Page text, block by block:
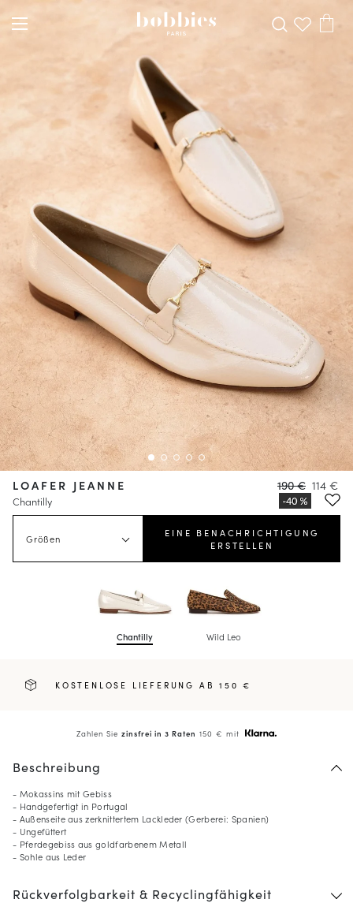
LOAFER JEANNE
Chantilly
190 € 114 €
Größen
EINE BENACHRICHTIGUNG
ERSTELLEN
Chantilly Wild Leo
KOSTENLOSE LIEFERUNG AB 150 €
Zahlen Siezinsfrei in 3 Raten 150 € mit
Beschreibung
- Mokassins mit Gebiss
- Handgefertigt in Portugal
- Außenseite aus zerknittertem Lackleder (Gerberei: Spanien)
- Ungefüttert
- Pferdegebiss aus goldfarbenem Metall
- Sohle aus Leder
Rückverfolgbarkeit & Recyclingfähigkeit